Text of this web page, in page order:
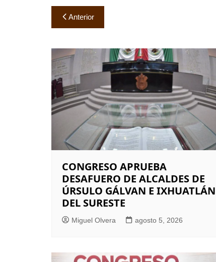
Navegación
de
entradas
Anterior
CONGRESO APRUEBA
DESAFUERO DE ALCALDES DE
ÚRSULO GÁLVAN E IXHUATLÁN
DEL SURESTE
Miguel Olvera agosto 5, 2026